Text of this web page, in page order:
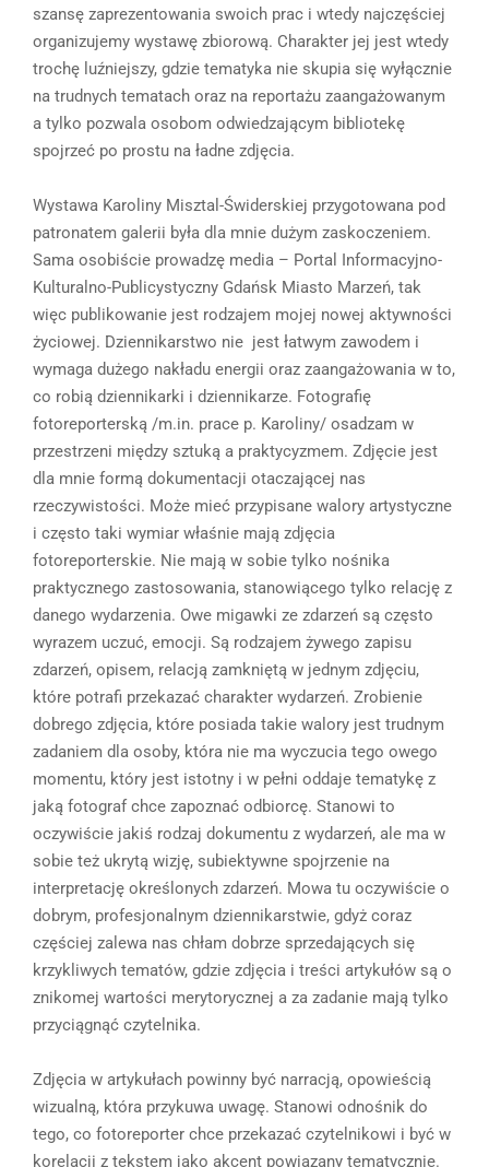
szansę zaprezentowania swoich prac i wtedy najczęściej
organizujemy wystawę zbiorową. Charakter jej jest wtedy
trochę luźniejszy, gdzie tematyka nie skupia się wyłącznie
na trudnych tematach oraz na reportażu zaangażowanym
a tylko pozwala osobom odwiedzającym bibliotekę
spojrzeć po prostu na ładne zdjęcia.
Wystawa Karoliny Misztal-Świderskiej przygotowana pod
patronatem galerii była dla mnie dużym zaskoczeniem.
Sama osobiście prowadzę media – Portal Informacyjno-
Kulturalno-Publicystyczny Gdańsk Miasto Marzeń, tak
więc publikowanie jest rodzajem mojej nowej aktywności
życiowej. Dziennikarstwo nie jest łatwym zawodem i
wymaga dużego nakładu energii oraz zaangażowania w to,
co robią dziennikarki i dziennikarze. Fotografię
fotoreporterską /m.in. prace p. Karoliny/ osadzam w
przestrzeni między sztuką a praktycyzmem. Zdjęcie jest
dla mnie formą dokumentacji otaczającej nas
rzeczywistości. Może mieć przypisane walory artystyczne
i często taki wymiar właśnie mają zdjęcia
fotoreporterskie. Nie mają w sobie tylko nośnika
praktycznego zastosowania, stanowiącego tylko relację z
danego wydarzenia. Owe migawki ze zdarzeń są często
wyrazem uczuć, emocji. Są rodzajem żywego zapisu
zdarzeń, opisem, relacją zamkniętą w jednym zdjęciu,
które potrafi przekazać charakter wydarzeń. Zrobienie
dobrego zdjęcia, które posiada takie walory jest trudnym
zadaniem dla osoby, która nie ma wyczucia tego owego
momentu, który jest istotny i w pełni oddaje tematykę z
jaką fotograf chce zapoznać odbiorcę. Stanowi to
oczywiście jakiś rodzaj dokumentu z wydarzeń, ale ma w
sobie też ukrytą wizję, subiektywne spojrzenie na
interpretację określonych zdarzeń. Mowa tu oczywiście o
dobrym, profesjonalnym dziennikarstwie, gdyż coraz
częściej zalewa nas chłam dobrze sprzedających się
krzykliwych tematów, gdzie zdjęcia i treści artykułów są o
znikomej wartości merytorycznej a za zadanie mają tylko
przyciągnąć czytelnika.
Zdjęcia w artykułach powinny być narracją, opowieścią
wizualną, która przykuwa uwagę. Stanowi odnośnik do
tego, co fotoreporter chce przekazać czytelnikowi i być w
korelacji z tekstem jako akcent powiązany tematycznie.